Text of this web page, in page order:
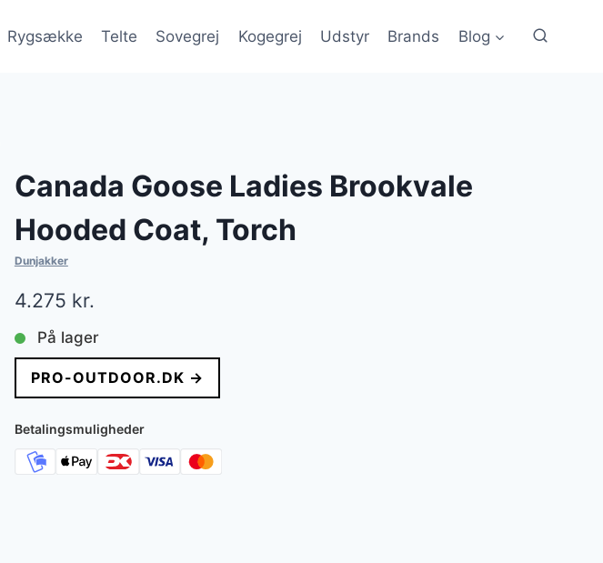
Rygsække Telte Sovegrej Kogegrej Udstyr Brands Blog
Canada Goose Ladies Brookvale
Hooded Coat, Torch
Dunjakker
4.275 kr.
På lager
PRO-OUTDOOR.DK →
Betalingsmuligheder